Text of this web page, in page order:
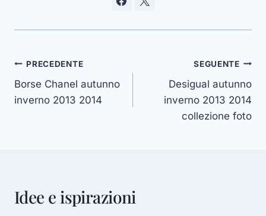
Navigazione
articoli
PRECEDENTE
Borse Chanel autunno
inverno 2013 2014
SEGUENTE
Desigual autunno
inverno 2013 2014
collezione foto
Idee e ispirazioni